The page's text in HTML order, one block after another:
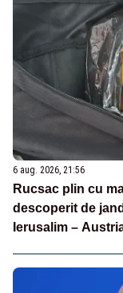
6 aug. 2026, 21:56
Rucsac plin cu
descoperit de
Ierusalim –